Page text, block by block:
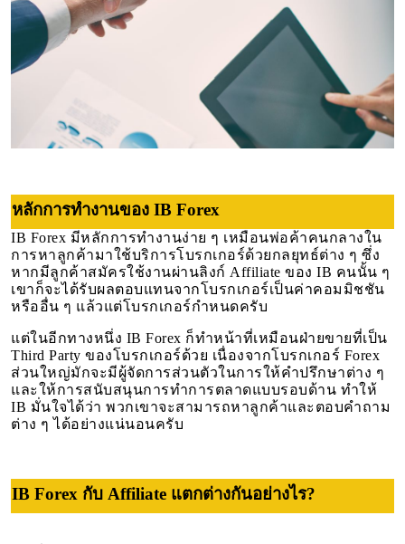
หลักการทำงานของ IB Forex
IB Forex มีหลักการทำงานง่าย ๆ เหมือนพ่อค้าคนกลางใน
การหาลูกค้ามาใช้บริการโบรกเกอร์ด้วยกลยุทธ์ต่าง ๆ ซึ่ง
หากมีลูกค้าสมัครใช้งานผ่านลิงก์ Affiliate ของ IB คนนั้น ๆ
เขาก็จะได้รับผลตอบแทนจากโบรกเกอร์เป็นค่าคอมมิชชัน
หรืออื่น ๆ แล้วแต่โบรกเกอร์กำหนดครับ
แต่ในอีกทางหนึ่ง IB Forex ก็ทำหน้าที่เหมือนฝ่ายขายที่เป็น
Third Party ของโบรกเกอร์ด้วย เนื่องจากโบรกเกอร์ Forex
ส่วนใหญ่มักจะมีผู้จัดการส่วนตัวในการให้คำปรึกษาต่าง ๆ
และให้การสนับสนุนการทำการตลาดแบบรอบด้าน ทำให้
IB มั่นใจได้ว่า พวกเขาจะสามารถหาลูกค้าและตอบคำถาม
ต่าง ๆ ได้อย่างแน่นอนครับ
IB Forex กับ Affiliate แตกต่างกันอย่างไร?